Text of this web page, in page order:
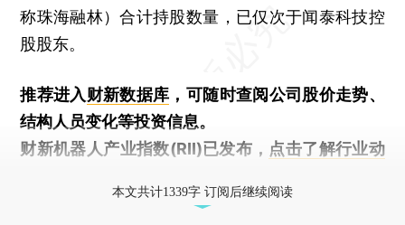
称珠海融林）合计持股数量，已仅次于闻泰科技控
股股东。
推荐进入财新数据库 ，可随时查阅公司股价走势、
结构人员变化等投资信息。
财新机器人产业指数(RII)已发布， 点击了解行业动
本文共计1339字 订阅后继续阅读